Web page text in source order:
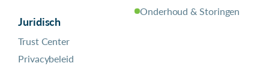
Juridisch
Trust Center
Privacybeleid
Onderhoud & Storingen